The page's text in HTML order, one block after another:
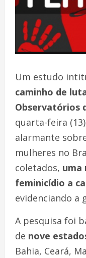
Um estudo
caminho de
Observatórios
quarta-feira
alarmante
mulheres no
coletados, uma
feminicídio a
evidenciando a
A pesquisa foi
de nove
Bahia, Ceará,